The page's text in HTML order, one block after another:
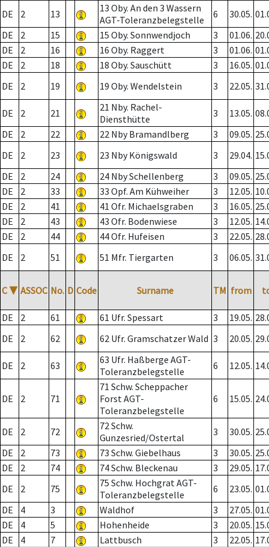
DE
2 13
13 Oby. An den 3 Wassern
AGT-Toleranzbelegstelle
6 30.05.
DE
2 15 15 Oby. Sonnwendjoch 3 01.06.
DE
2 16 16 Oby. Raggert 3 01.06.
DE
2 18 18 Oby. Sauschütt 3 16.05.
DE
2 19 19 Oby. Wendelstein 3 22.05.
DE 2 21
21 Nby. Rachel-
Diensthütte
3 13.05.
DE
2 22 22 Nby Bramandlberg 3 09.05.
DE
2 23 23 Nby Königswald 3 29.04.
DE
2 24 24 Nby Schellenberg 3 09.05.
DE
2 33 33 Opf. Am Kühweiher 3 12.05.
DE
2 41 41 Ofr. Michaelsgraben 3 16.05.
DE
2 43 43 Ofr. Bodenwiese 3 12.05.
DE
2 44 44 Ofr. Hufeisen 3 22.05.
DE
2 51 51 Mfr. Tiergarten 3 06.05.
C ▼ ASSOC No. D Code Surname TM from
DE 2 61 61 Ufr. Spessart 3 19.05.
DE
2 62 62 Ufr. Gramschatzer Wald 3 20.05.
DE 2 63
63 Ufr. Haßberge AGT-
Toleranzbelegstelle
6 12.05.
DE 2 71
71 Schw. Scheppacher
Forst AGT-
Toleranzbelegstelle
6 15.05.
DE 2 72
72 Schw.
Gunzesried/Ostertal
3 30.05.
DE
2 73 73 Schw. Giebelhaus 3 30.05.
DE
2 74 74 Schw. Bleckenau 3 29.05.
DE
2 75
75 Schw. Hochgrat AGT-
Toleranzbelegstelle
6 23.05.
DE
4 3 Waldhof 3 27.05.
DE
4 5 Hohenheide 3 20.05.
DE
4 7 Lattbusch 3 22.05.